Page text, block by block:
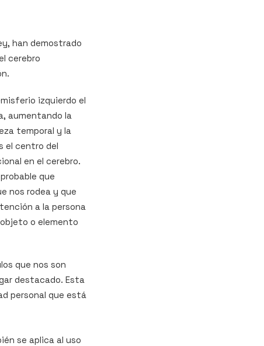
han demostrado
cerebro
izquierdo el
aumentando la
temporal y la
el centro del
en el cerebro.
que
nos rodea y que
a la persona
o elemento
que nos son
destacado. Esta
personal que está
se aplica al uso